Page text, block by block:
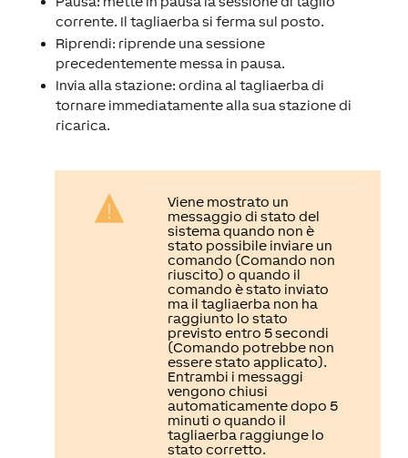
corrente. Il tagliaerba si ferma sul posto.
Riprendi: riprende una sessione
precedentemente messa in pausa.
Invia alla stazione: ordina al tagliaerba di
tornare immediatamente alla sua stazione di
ricarica.
Viene mostrato un
messaggio di stato del
sistema quando non è
stato possibile inviare un
comando (Comando non
riuscito) o quando il
comando è stato inviato
ma il tagliaerba non ha
raggiunto lo stato
previsto entro 5 secondi
(Comando potrebbe non
essere stato applicato).
Entrambi i messaggi
vengono chiusi
automaticamente dopo 5
minuti o quando il
tagliaerba raggiunge lo
stato corretto.